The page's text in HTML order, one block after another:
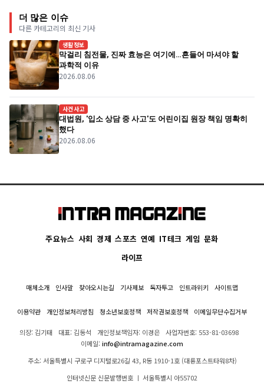
더 많은 이슈
다른 카테고리의 최신 기사
생활정보
막걸리 침전물, 진짜 효능은 여기에…흔들어 마셔야 할
과학적 이유
2026.08.06
사건사고
대법원, '입소 상담 중 사고'도 어린이집 원장 책임 명확히
했다
2026.08.06
주요뉴스 사회 경제 스포츠 연예 IT테크 게임 문화
라이프
매체소개 인사말 찾아오시는길 기사제보 독자투고 인트라위키 사이트맵
이용약관 개인정보처리방침 청소년보호정책 저작권보호정책 이메일무단수집거부
의장: 김기태 대표: 김동석 개인정보책임자: 이경은
사업자번호: 553-81-03698
이메일:info@intramagazine.com
주소: 서울특별시 구로구 디지털로26길 43, R동 1910-1호 (대륭포스트타워8차)
인터넷신문 신문발행번호 ㅣ 서울특별시 아55702